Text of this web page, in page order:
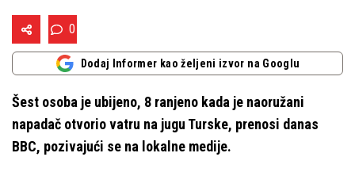
0
Dodaj Informer kao željeni izvor na Googlu
Šest osoba je ubijeno, 8 ranjeno kada je naoružani
napadač otvorio vatru na jugu Turske, prenosi danas
BBC, pozivajući se na lokalne medije.